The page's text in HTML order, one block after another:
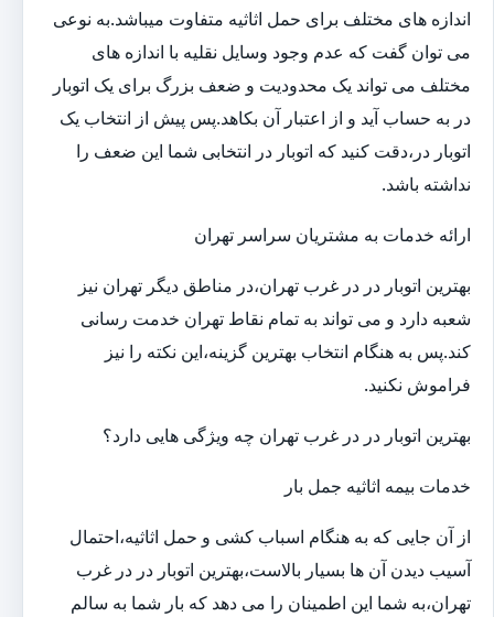
اندازه های مختلف برای حمل اثاثیه متفاوت می‎باشد.به نوعی
می توان گفت که عدم وجود وسایل نقلیه با اندازه های
مختلف می تواند یک محدودیت و ضعف بزرگ برای یک اتوبار
در به حساب آید و از اعتبار آن بکاهد.پس پیش از انتخاب یک
اتوبار در،دقت کنید که اتوبار در انتخابی شما این ضعف را
نداشته باشد.
ارائه خدمات به مشتریان سراسر تهران
بهترین اتوبار در در غرب تهران،در مناطق دیگر تهران نیز
شعبه دارد و می تواند به تمام نقاط تهران خدمت رسانی
کند.پس به هنگام انتخاب بهترین گزینه،این نکته را نیز
فراموش نکنید.
بهترین اتوبار در در غرب تهران چه ویژگی هایی دارد؟
خدمات بیمه اثاثیه جمل بار
از آن جایی که به هنگام اسباب کشی و حمل اثاثیه،احتمال
آسیب دیدن آن ها بسیار بالاست،بهترین اتوبار در در غرب
تهران،به شما این اطمینان را می دهد که بار شما به سالم